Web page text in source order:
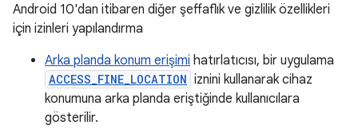
Android 10'dan itibaren diğer şeffaflık ve gizlilik özellikleri
için izinleri yapılandırma
Arka planda konum erişimi hatırlatıcısı, bir uygulama
ACCESS_FINE_LOCATION iznini kullanarak cihaz
konumuna arka planda eriştiğinde kullanıcılara
gösterilir.